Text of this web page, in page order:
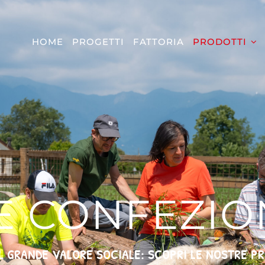
HOME PROGETTI FATTORIA PRODOTTI
GRANDE VALORE SOCIALE: SCOPRI LE NOSTRE